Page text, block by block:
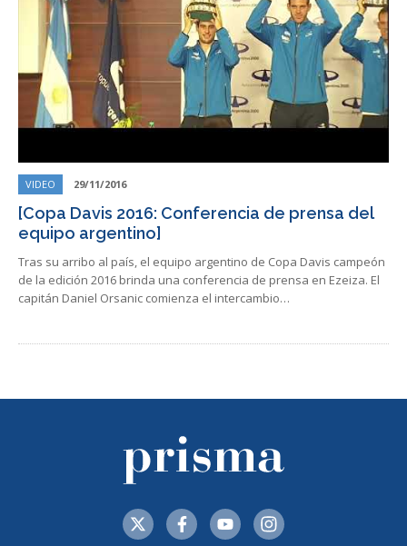
VIDEO 29/11/2016
[Copa Davis 2016: Conferencia de prensa del
equipo argentino]
Tras su arribo al país, el equipo argentino de Copa Davis campeón
de la edición 2016 brinda una conferencia de prensa en Ezeiza. El
capitán Daniel Orsanic comienza el intercambio…